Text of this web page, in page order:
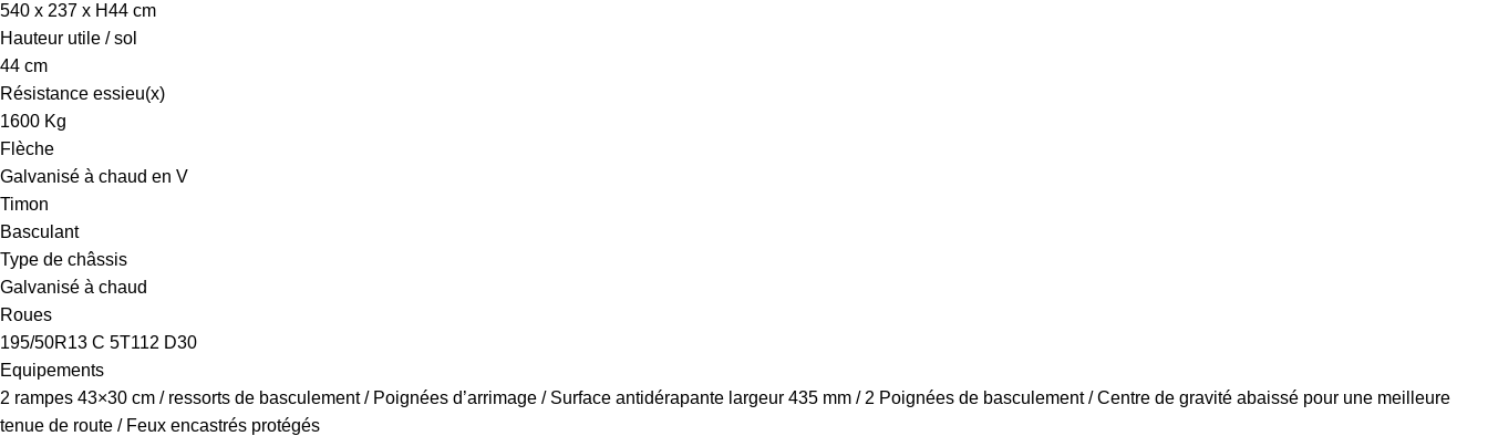
540 x 237 x H44 cm
Hauteur utile / sol
44 cm
Résistance essieu(x)
1600 Kg
Flèche
Galvanisé à chaud en V
Timon
Basculant
Type de châssis
Galvanisé à chaud
Roues
195/50R13 C 5T112 D30
Equipements
2 rampes 43×30 cm / ressorts de basculement / Poignées d’arrimage / Surface antidérapante largeur 435 mm / 2 Poignées de basculement / Centre de gravité abaissé pour une meilleure
tenue de route / Feux encastrés protégés